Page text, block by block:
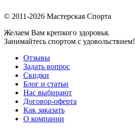
© 2011-2026 Мастерская Спорта
Желаем Вам крепкого здоровья.
Занимайтесь спортом с удовольствием!
Отзывы
Задать вопрос
Скидки
Блог и статьи
Нас выбирают
Договор-оферта
Как заказать
О компании